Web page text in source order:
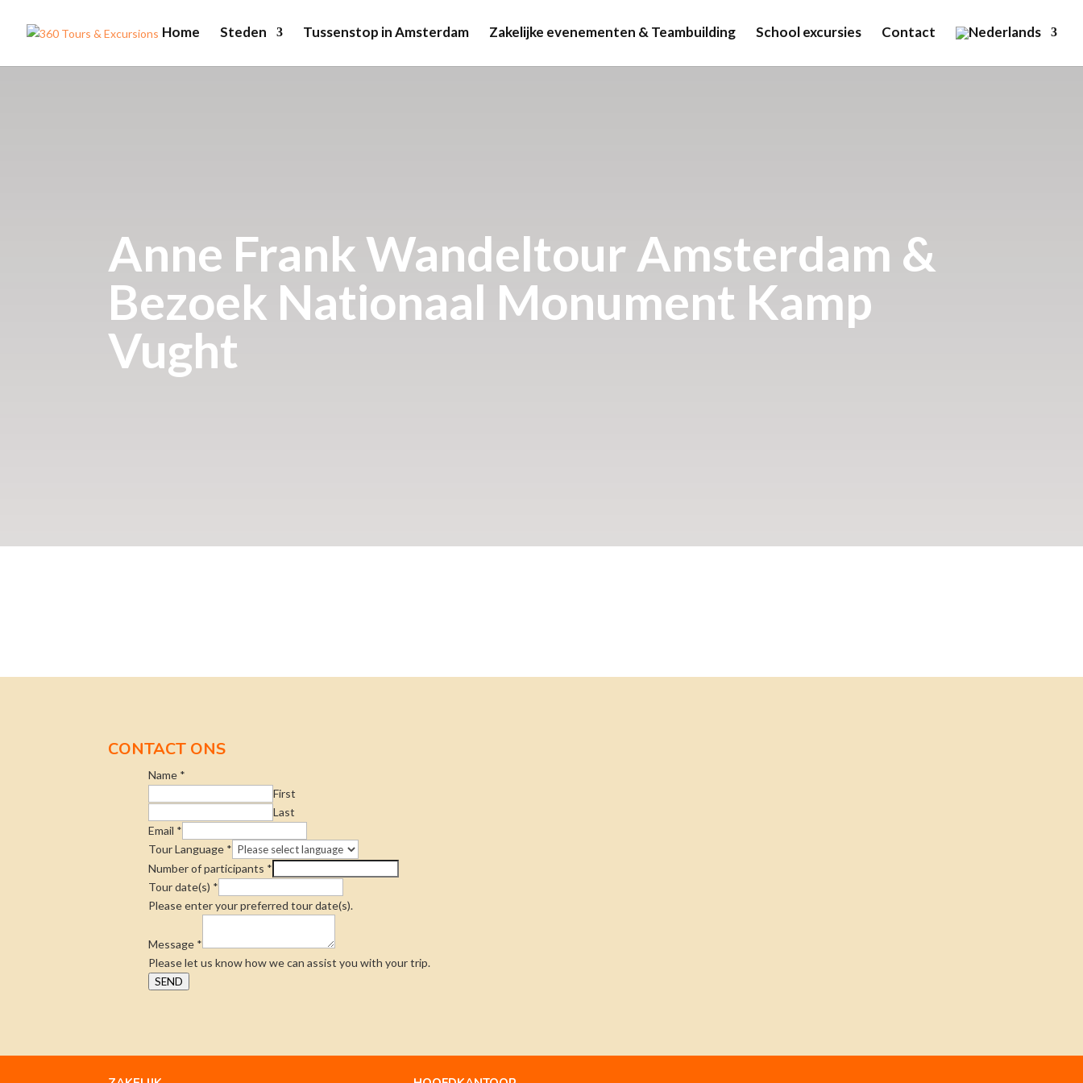
Home Steden Tussenstop in Amsterdam Zakelijke evenementen & Teambuilding School excursies Contact
Anne Frank Wandeltour Amsterdam &
Bezoek Nationaal Monument Kamp
Vught
CONTACT ONS
Name *
First
Last
Email *
Tour Language *
Number of participants *
Tour date(s) *
Please enter your preferred tour date(s).
Message *
Please let us know how we can assist you with your trip.
SEND